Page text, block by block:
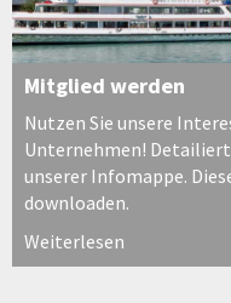
Mitglied werden
Nutzen Sie unsere
Unternehmen!
unserer Infomappe.
downloaden.
Weiterlesen